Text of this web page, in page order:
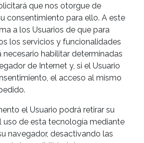
que nos otorgue de
consentimiento para ello. A este
a los Usuarios de que para
los servicios y funcionalidades
necesario habilitar determinadas
de Internet y, si el Usuario
el acceso al mismo
el Usuario podrá retirar su
uso de esta tecnología mediante
navegador, desactivando las